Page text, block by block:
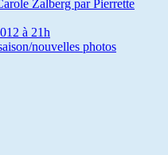
Zalberg par Pierrette
à 21h
nouvelles photos